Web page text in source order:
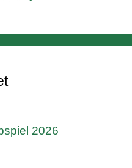
2026